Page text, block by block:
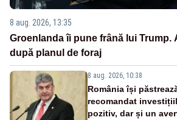
8 aug. 2026, 13:35
Groenlanda îi pune frână lui Trump.
după planul de foraj
8 aug. 2026, 10:38
România își
recomandat
pozitiv, dar și un